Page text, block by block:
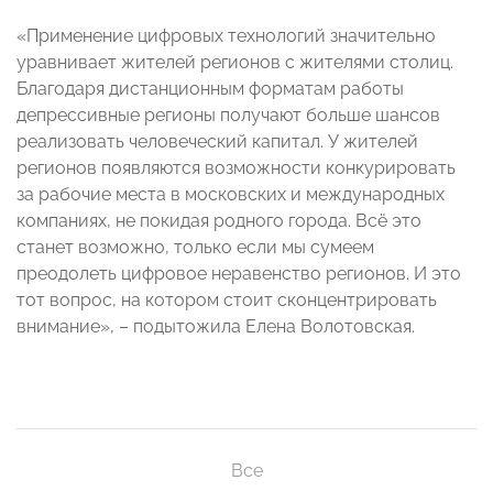
«Применение цифровых технологий значительно
уравнивает жителей регионов с жителями столиц.
Благодаря дистанционным форматам работы
депрессивные регионы получают больше шансов
реализовать человеческий капитал. У жителей
регионов появляются возможности конкурировать
за рабочие места в московских и международных
компаниях, не покидая родного города. Всё это
станет возможно, только если мы сумеем
преодолеть цифровое неравенство регионов. И это
тот вопрос, на котором стоит сконцентрировать
внимание», – подытожила Елена Волотовская.
Все